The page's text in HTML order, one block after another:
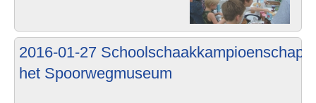
2016-01-27 Schoolschaakkampioenschap
het Spoorwegmuseum